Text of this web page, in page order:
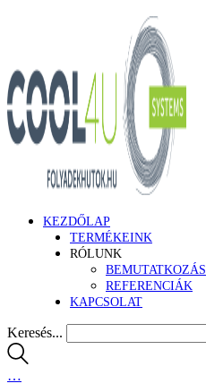
KEZDŐLAP
TERMÉKEINK
RÓLUNK
BEMUTATKOZÁS
REFERENCIÁK
KAPCSOLAT
Keresés...
…